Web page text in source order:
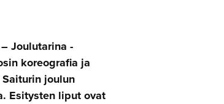
Joulutarina -
koreografia ja
joulun
Esitysten liput ovat